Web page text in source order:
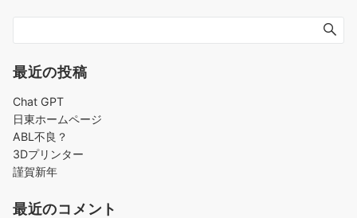
シ
ョ
最近の投稿
Chat GPT
日東ホームページ
ABL不良？
3Dプリンター
謹賀新年
最近のコメント